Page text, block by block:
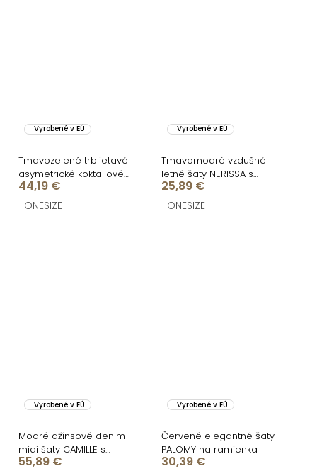
Vyrobené v EÚ
Tmavozelené trblietavé
asymetrické koktailové
šaty OTYLDA
44,19 €
ONESIZE
Vyrobené v EÚ
Tmavomodré vzdušné
letné šaty NERISSA s
opaskom
25,89 €
ONESIZE
Vyrobené v EÚ
Modré džínsové denim
midi šaty CAMILLE s
opaskom
55,89 €
Vyrobené v EÚ
Červené elegantné šaty
PALOMY na ramienka
30,39 €